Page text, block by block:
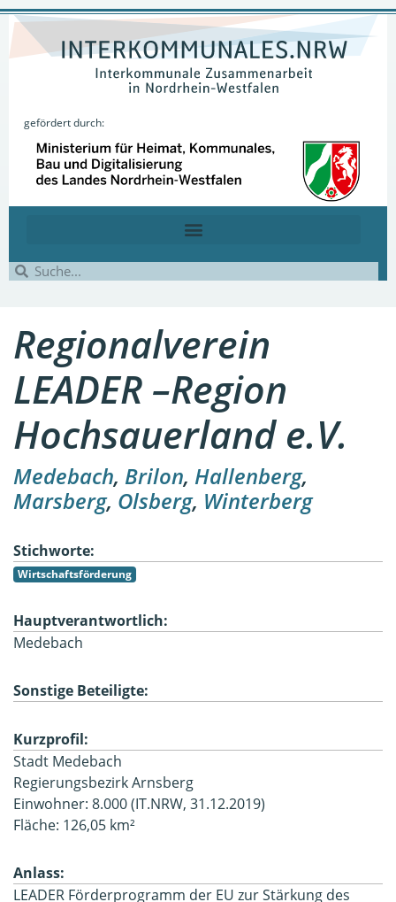
gefördert durch:
Regionalverein
LEADER –Region
Hochsauerland e.V.
Medebach, Brilon, Hallenberg,
Marsberg, Olsberg, Winterberg
Stichworte:
Wirtschaftsförderung
Hauptverantwortlich:
Medebach
Sonstige Beteiligte:
Kurzprofil:
Stadt Medebach
Regierungsbezirk Arnsberg
Einwohner: 8.000 (IT.NRW, 31.12.2019)
Fläche: 126,05 km²
Anlass:
LEADER Förderprogramm der EU zur Stärkung des